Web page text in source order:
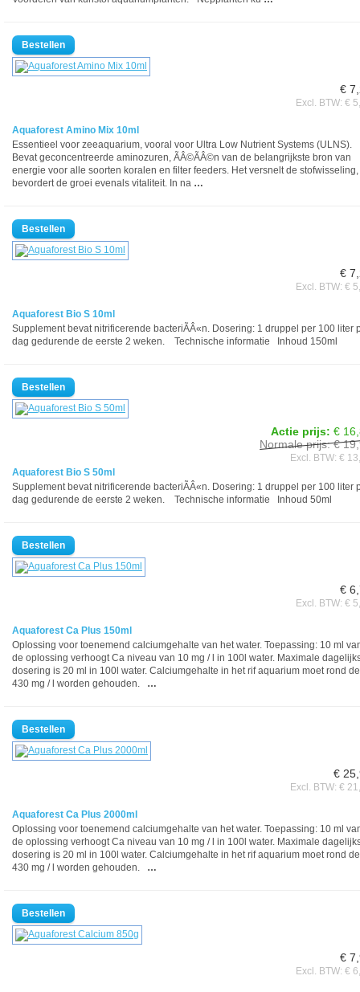
€
Excl. BTW: €
Aquaforest Amino Mix 10ml
Essentieel voor zeeaquarium, vooral voor Ultra Low Nutrient Systems (ULNS).
Bevat geconcentreerde aminozuren, ÃÂ©ÃÂ©n van de belangrijkste bron van
energie voor alle soorten koralen en filter feeders. Het versnelt de stofwisseling,
bevordert de groei evenals vitaliteit. In na …
€
Excl. BTW: €
Aquaforest Bio S 10ml
Supplement bevat nitrificerende bacteriÃÂ«n. Dosering: 1 druppel per 100 liter
dag gedurende de eerste 2 weken. Technische informatie Inhoud 150ml
Actie prijs: €
Normale prijs: €
Excl. BTW: €
Aquaforest Bio S 50ml
Supplement bevat nitrificerende bacteriÃÂ«n. Dosering: 1 druppel per 100 liter
dag gedurende de eerste 2 weken. Technische informatie Inhoud 50ml
€
Excl. BTW: €
Aquaforest Ca Plus 150ml
Oplossing voor toenemend calciumgehalte van het water. Toepassing: 10 ml
de oplossing verhoogt Ca niveau van 10 mg / l in 100l water. Maximale
dosering is 20 ml in 100l water. Calciumgehalte in het rif aquarium moet rond de
430 mg / l worden gehouden. …
€
Excl. BTW: €
Aquaforest Ca Plus 2000ml
Oplossing voor toenemend calciumgehalte van het water. Toepassing: 10 ml
de oplossing verhoogt Ca niveau van 10 mg / l in 100l water. Maximale
dosering is 20 ml in 100l water. Calciumgehalte in het rif aquarium moet rond de
430 mg / l worden gehouden. …
€
Excl. BTW: €